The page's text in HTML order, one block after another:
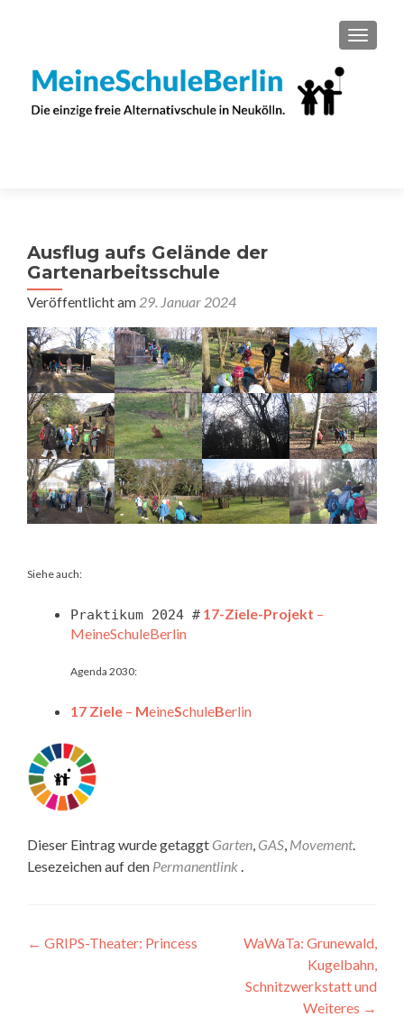
Ausflug aufs Gelände der
Gartenarbeitsschule
Veröffentlicht am 29. Januar 2024
Siehe auch:
Praktikum 2024 # 17-Ziele-Projekt –
MeineSchuleBerlin
Agenda 2030:
17 Ziele – MeineSchuleBerlin
Dieser Eintrag wurde getaggt Garten, GAS, Movement.
Lesezeichen auf den Permanentlink .
Artikel-
← GRIPS-Theater: Princess
WaWaTa: Grunewald,
Kugelbahn,
Schnitzwerkstatt und
Weiteres →